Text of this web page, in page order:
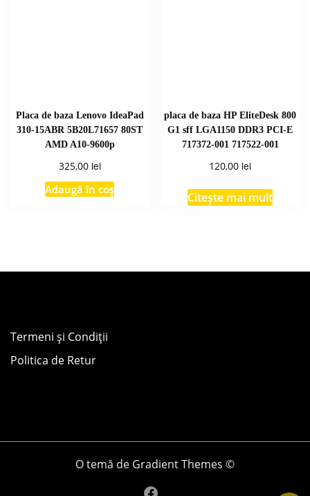
Placa de baza Lenovo IdeaPad
310-15ABR 5B20L71657 80ST
AMD A10-9600p
325,00 lei
Adaugă în coș
placa de baza HP EliteDesk 800
G1 sff LGA1150 DDR3 PCI-E
717372-001 717522-001
120,00 lei
Citește mai mult
Termeni și Condiții
Politica de Retur
O temă de Gradient Themes ©